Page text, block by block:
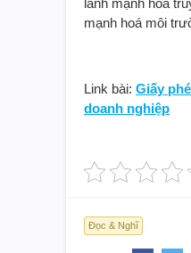
mạnh hoá môi
Link bài: Giấy
doanh nghiệp
Đọc & Nghĩ